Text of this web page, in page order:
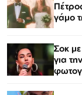
γάμο
Σοκ
για